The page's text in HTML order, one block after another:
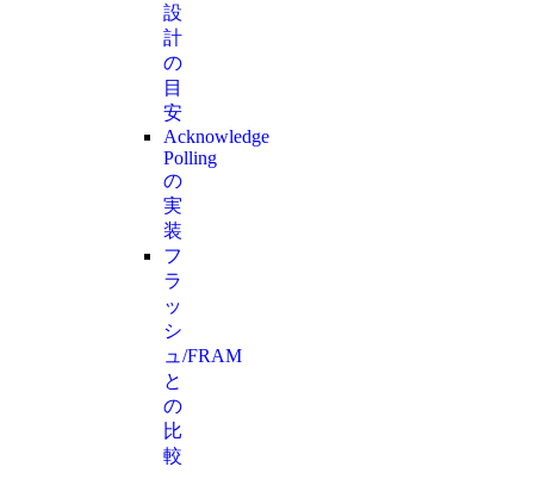
設
計
の
目
安
Acknowledge
Polling
の
実
装
フ
ラ
ッ
シ
ュ/FRAM
と
の
比
較